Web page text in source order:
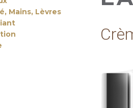
Mains, Lèvres